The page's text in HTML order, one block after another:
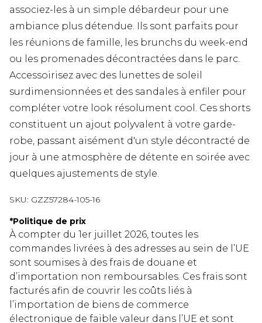
associez-les à un simple débardeur pour une
ambiance plus détendue. Ils sont parfaits pour
les réunions de famille, les brunchs du week-end
ou les promenades décontractées dans le parc.
Accessoirisez avec des lunettes de soleil
surdimensionnées et des sandales à enfiler pour
compléter votre look résolument cool. Ces shorts
constituent un ajout polyvalent à votre garde-
robe, passant aisément d'un style décontracté de
jour à une atmosphère de détente en soirée avec
quelques ajustements de style.
SKU: GZZ57284-105-16
*Politique de prix
À compter du 1er juillet 2026, toutes les
commandes livrées à des adresses au sein de l’UE
sont soumises à des frais de douane et
d’importation non remboursables. Ces frais sont
facturés afin de couvrir les coûts liés à
l’importation de biens de commerce
électronique de faible valeur dans l’UE et sont